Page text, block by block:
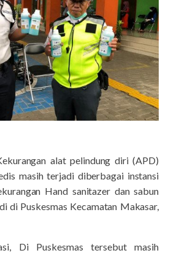
alat pelindung diri (APD)
masih terjadi diberbagai instansi
Hand sanitazer dan sabun
di Puskesmas Kecamatan Makasar,
Di Puskesmas tersebut masih